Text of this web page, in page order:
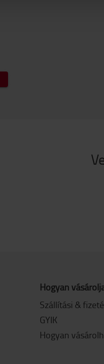
Hogyan
Szállítási &
GYIK
Hogyan